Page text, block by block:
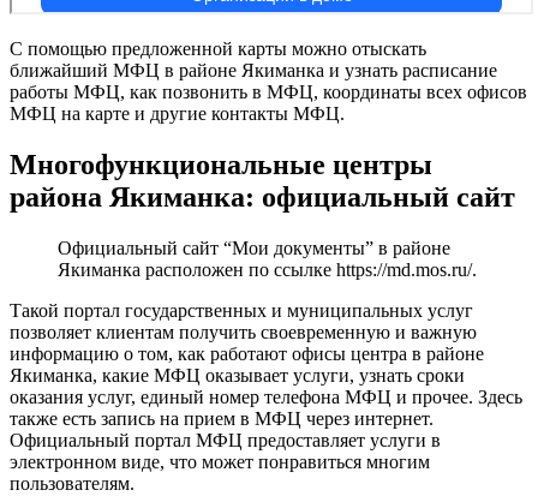
С помощью предложенной карты можно отыскать
ближайший МФЦ в районе Якиманка и узнать расписание
работы МФЦ, как позвонить в МФЦ, координаты всех офисов
МФЦ на карте и другие контакты МФЦ.
Многофункциональные центры
района Якиманка: официальный сайт
Официальный сайт “Мои документы” в районе
Якиманка расположен по ссылке https://md.mos.ru/.
Такой портал государственных и муниципальных услуг
позволяет клиентам получить своевременную и важную
информацию о том, как работают офисы центра в районе
Якиманка, какие МФЦ оказывает услуги, узнать сроки
оказания услуг, единый номер телефона МФЦ и прочее. Здесь
также есть запись на прием в МФЦ через интернет.
Официальный портал МФЦ предоставляет услуги в
электронном виде, что может понравиться многим
пользователям.